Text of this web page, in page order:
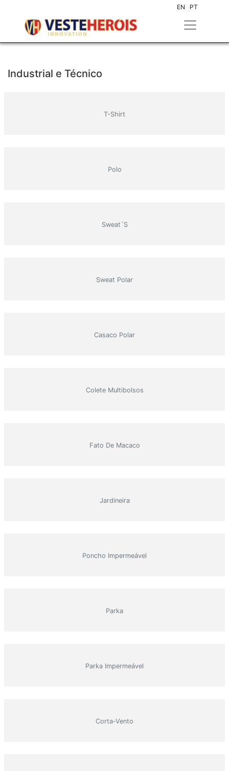
EN PT
Industrial e Técnico
T-Shirt
Polo
Sweat´s
Sweat Polar
Casaco Polar
Colete Multibolsos
Fato De Macaco
Jardineira
Poncho Impermeável
Parka
Parka Impermeável
Corta-Vento